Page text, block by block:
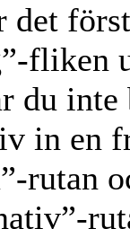
fliken
du
in en
rutan